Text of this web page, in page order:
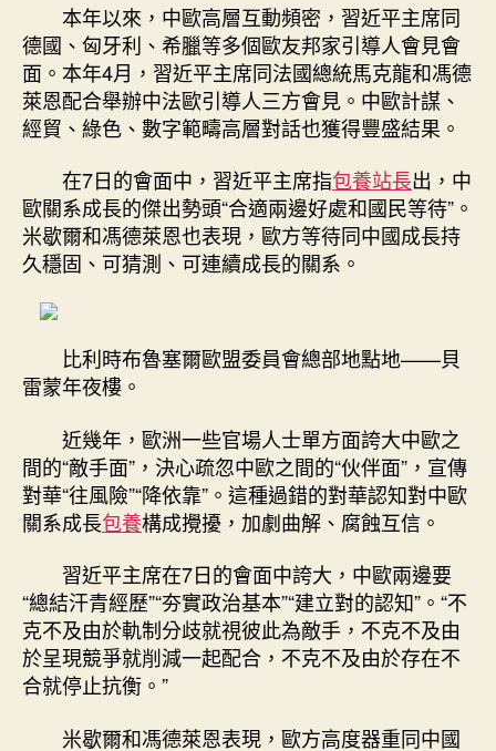
本年以來，中歐高層互動頻密，習近平主席同
德國、匈牙利、希臘等多個歐友邦家引導人會見會
面。本年4月，習近平主席同法國總統馬克龍和馮德
萊恩配合舉辦中法歐引導人三方會見。中歐計謀、
經貿、綠色、數字範疇高層對話也獲得豐盛結果。
在7日的會面中，習近平主席指包養站長出，中
歐關系成長的傑出勢頭“合適兩邊好處和國民等待”。
米歇爾和馮德萊恩也表現，歐方等待同中國成長持
久穩固、可猜測、可連續成長的關系。
比利時布魯塞爾歐盟委員會總部地點地——貝
雷蒙年夜樓。
近幾年，歐洲一些官場人士單方面誇大中歐之
間的“敵手面”，決心疏忽中歐之間的“伙伴面”，宣傳
對華“往風險”“降依靠”。這種過錯的對華認知對中歐
關系成長包養構成攪擾，加劇曲解、腐蝕互信。
習近平主席在7日的會面中誇大，中歐兩邊要
“總結汗青經歷”“夯實政治基本”“建立對的認知”。“不
克不及由於軌制分歧就視彼此為敵手，不克不及由
於呈現競爭就削減一起配合，不克不及由於存在不
合就停止抗衡。”
米歇爾和馮德萊恩表現，歐方高度器重同中國